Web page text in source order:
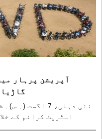
گاڑیاں
نئی دہلی، 7